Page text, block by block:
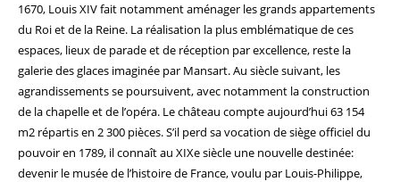
1670, Louis XIV fait notamment aménager les grands appartements
du Roi et de la Reine. La réalisation la plus emblématique de ces
espaces, lieux de parade et de réception par excellence, reste la
galerie des glaces imaginée par Mansart. Au siècle suivant, les
agrandissements se poursuivent, avec notamment la construction
de la chapelle et de l’opéra. Le château compte aujourd’hui 63 154
m2 répartis en 2 300 pièces. S’il perd sa vocation de siège officiel du
pouvoir en 1789, il connaît au XIXe siècle une nouvelle destinée:
devenir le musée de l’histoire de France, voulu par Louis-Philippe,